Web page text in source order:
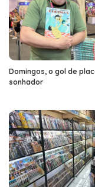
Domingos, o gol de
sonhador